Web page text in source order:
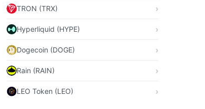
TRON (TRX)
Hyperliquid (HYPE)
Dogecoin (DOGE)
Rain (RAIN)
LEO Token (LEO)